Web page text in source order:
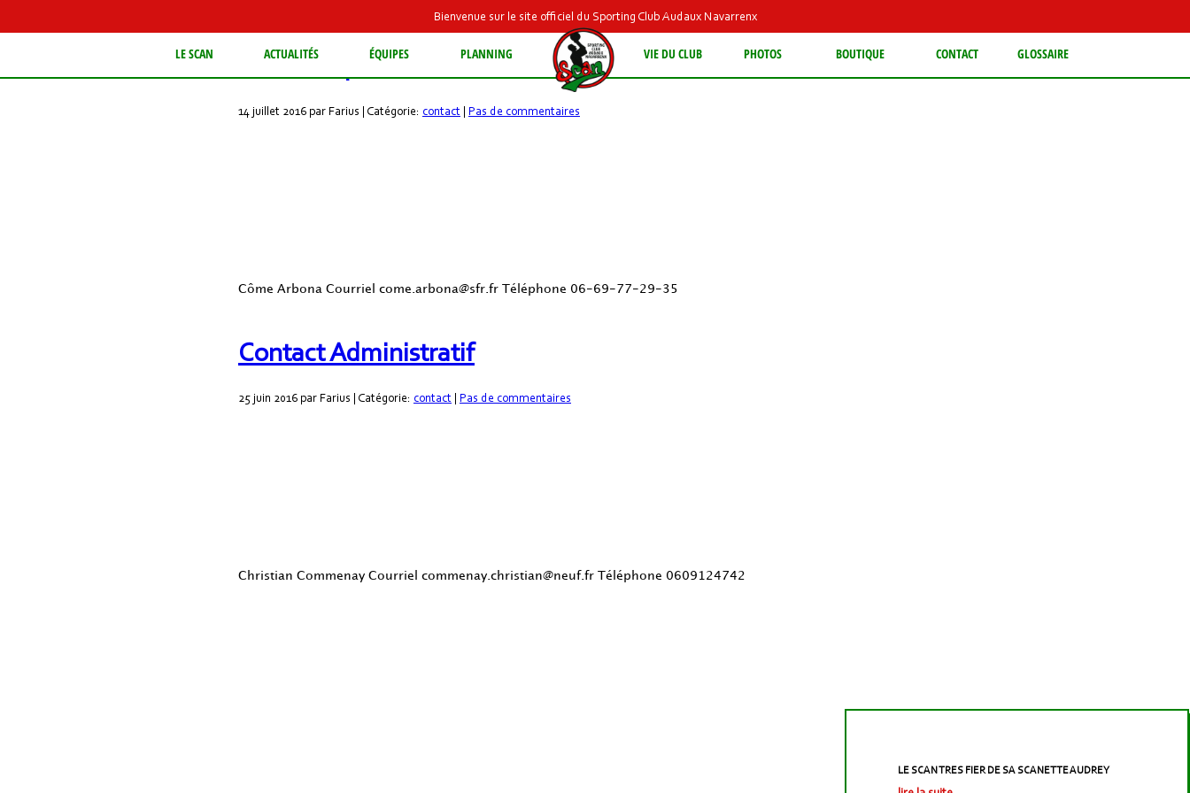
Bienvenue sur le site officiel du Sporting Club Audaux Navarrenx
LE SCAN ACTUALITÉS ÉQUIPES PLANNING VIE DU CLUB PHOTOS BOUTIQUE CONTACT GLOSSAIRE
Contact Sportif
14 juillet 2016 par Farius | Catégorie: contact | Pas de commentaires
Côme Arbona Courriel come.arbona@sfr.fr Téléphone 06-69-77-29-35
Contact Administratif
25 juin 2016 par Farius | Catégorie: contact | Pas de commentaires
Christian Commenay Courriel commenay.christian@neuf.fr Téléphone 0609124742
LE SCAN TRES FIER DE SA SCANETTE AUDREY